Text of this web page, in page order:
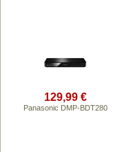
129,99 €
Panasonic DMP-BDT280